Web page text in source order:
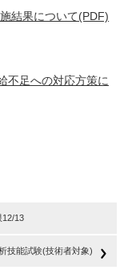
結果について(PDF)
不足への対応方策に
13
技能試験(技術者対象)